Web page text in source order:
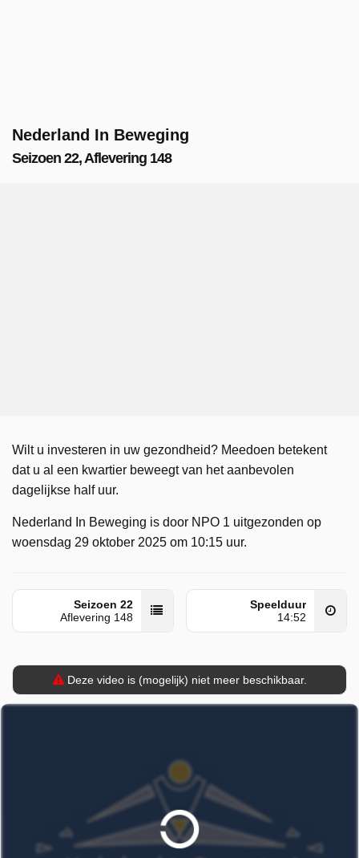
Nederland In Beweging
Seizoen 22, Aflevering 148
Wilt u investeren in uw gezondheid? Meedoen betekent
dat u al een kwartier beweegt van het aanbevolen
dagelijkse half uur.
Nederland In Beweging is door NPO 1 uitgezonden op
woensdag 29 oktober 2025 om 10:15 uur.
Seizoen 22
Aflevering 148
Speelduur
14:52
Deze video is (mogelijk) niet meer beschikbaar.